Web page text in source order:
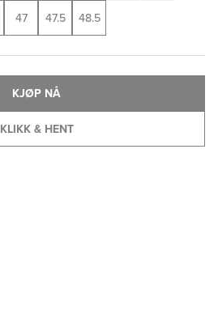
47 47.5 48.5
KLIKK & HENT
KJØP NÅ